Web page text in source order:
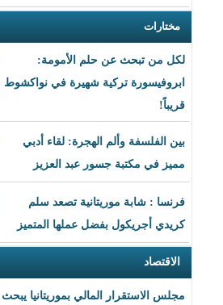
مختارات
لكل من تبحث عن حلم الأمومة:
ابروفيسورة تركية شهيرة في نواكشوط
قريباً!
بين الفلسفة وألم الهجرة: لقاء أدبي
مميز في مكتبة جسور عبد العزيز
فرنسا : شابة موريتانية تصعد سلم
كريدي أجريكول بفضل عملها المتميز
الاقتصاد
مجلس الاستقرار المالي بموريتانيا يبحث